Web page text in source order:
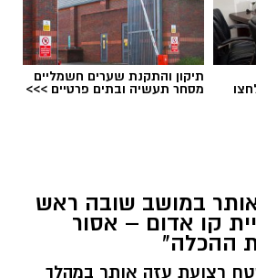
תיקון והתקנת שערים חשמליים
מסחר תעשיה ובתים פרטיים >>>
במושב שובה ראש
קו אדום – אסור
ההכלה"
רצועת עזה אותר במהלך